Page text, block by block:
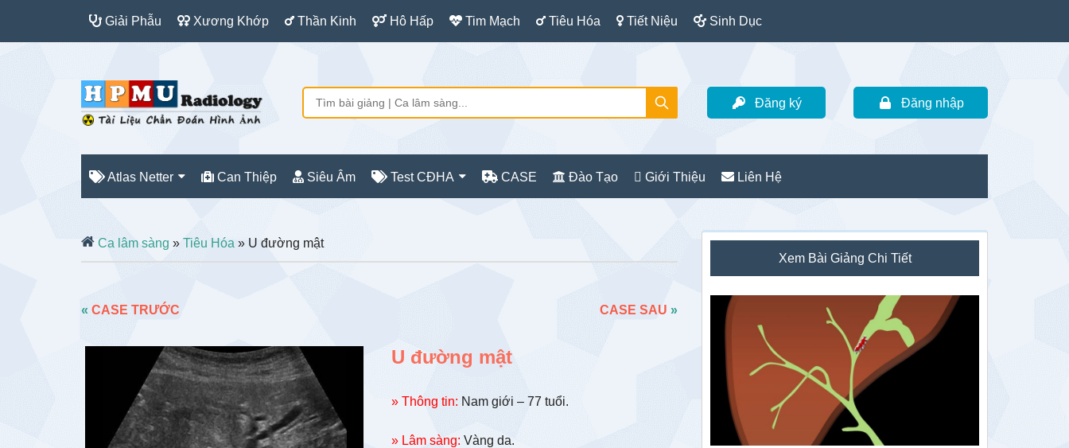
Giải Phẫu Xương Khớp Thần Kinh Hô Hấp Tim Mạch Tiêu Hóa Tiết Niệu Sinh Dục
Đăng ký Đăng nhập
Atlas Netter Can Thiệp Siêu Âm Test CĐHA CASE Đào Tạo Giới Thiệu Liên Hệ
Ca lâm sàng » Tiêu Hóa » U đường mật
« CASE TRƯỚC CASE SAU »
U đường mật
» Thông tin: Nam giới – 77 tuổi.
» Lâm sàng: Vàng da.
Sidebar
chính
Xem Bài Giảng Chi Tiết